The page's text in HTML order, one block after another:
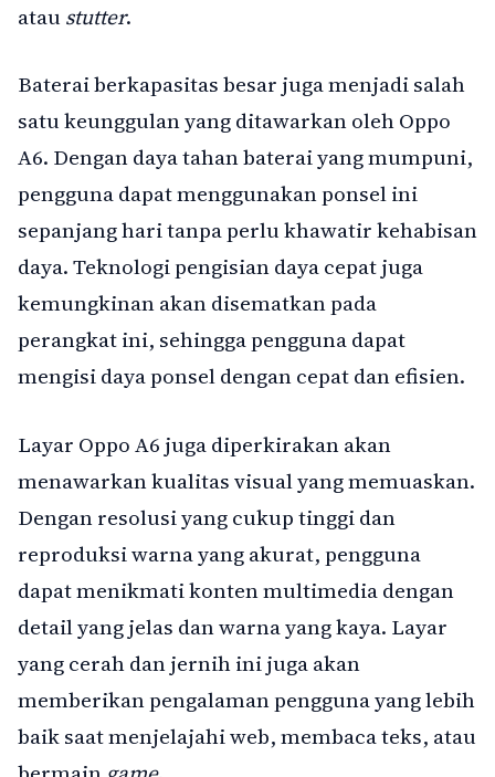
atau stutter.
Baterai berkapasitas besar juga menjadi salah
satu keunggulan yang ditawarkan oleh Oppo
A6. Dengan daya tahan baterai yang mumpuni,
pengguna dapat menggunakan ponsel ini
sepanjang hari tanpa perlu khawatir kehabisan
daya. Teknologi pengisian daya cepat juga
kemungkinan akan disematkan pada
perangkat ini, sehingga pengguna dapat
mengisi daya ponsel dengan cepat dan efisien.
Layar Oppo A6 juga diperkirakan akan
menawarkan kualitas visual yang memuaskan.
Dengan resolusi yang cukup tinggi dan
reproduksi warna yang akurat, pengguna
dapat menikmati konten multimedia dengan
detail yang jelas dan warna yang kaya. Layar
yang cerah dan jernih ini juga akan
memberikan pengalaman pengguna yang lebih
baik saat menjelajahi web, membaca teks, atau